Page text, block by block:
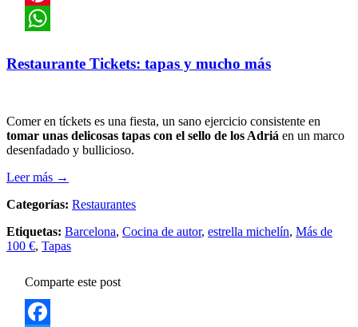
Pinterest
Restaurante Tickets: tapas y mucho más
Comer en tíckets es una fiesta, un sano ejercicio consistente en
tomar unas delicosas tapas con el sello de los Adriá en un marco
desenfadado y bullicioso.
Leer más →
Categorías: Restaurantes
Etiquetas: Barcelona, Cocina de autor, estrella michelín, Más de
100 €, Tapas
Comparte este post